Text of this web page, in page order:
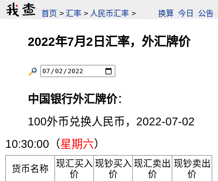
首页 >汇率 > 人民币汇率 > 换算 今日 公告
2022年7月2日汇率，外汇牌价
中国银行外汇牌价：
100外币兑换人民币，2022-07-02
10:30:00（星期六）
货币名称
现汇买入
价
现钞买入
价
现汇卖出
价
现钞卖出
价